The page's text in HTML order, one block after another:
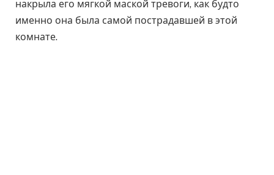
накрыла его мягкой маской тревоги, как будто
именно она была самой пострадавшей в этой
комнате.